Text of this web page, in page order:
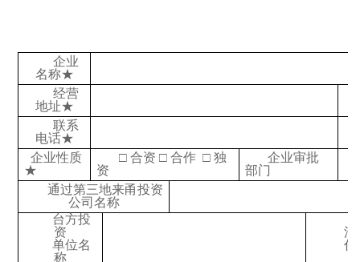
企业
名称★
经营
地址★
联系
电话★
企业性质
★
□合资 □合作 □独
资
企业审批
部门
通过第三地来甬投资
公司名称
台方投
资
单位名
称
法
代